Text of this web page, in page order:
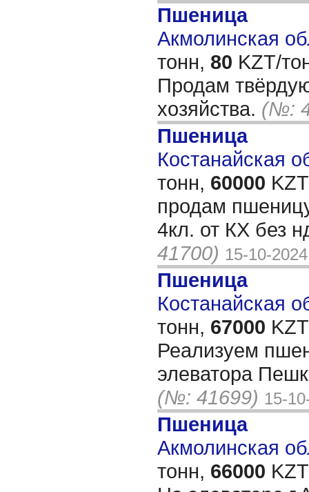
Пшеница
Акмолинская
тонн, 80 KZT/
Продам
хозяйства. (№:
Пшеница
Костанайская
тонн, 60000
продам
4кл. от КХ без
41700) 15-10-2024
Пшеница
Костанайская
тонн, 67000
Реализуем
элеватора
(№: 41699) 15-
Пшеница
Акмолинская
тонн, 66000